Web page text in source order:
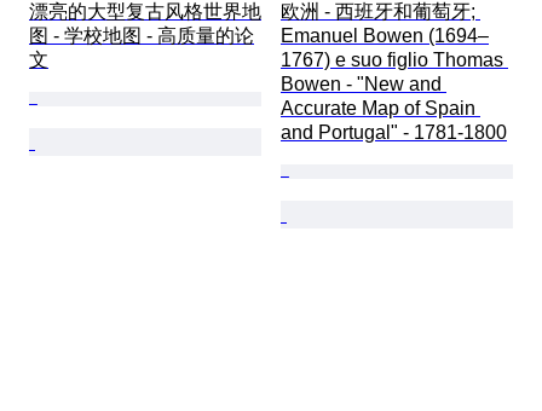
漂亮的大型复古风格世界地
图 - 学校地图 - 高质量的论
文
欧洲 - 西班牙和葡萄牙;
Emanuel Bowen (1694–
1767) e suo figlio Thomas
Bowen - "New and
Accurate Map of Spain
and Portugal" - 1781-1800